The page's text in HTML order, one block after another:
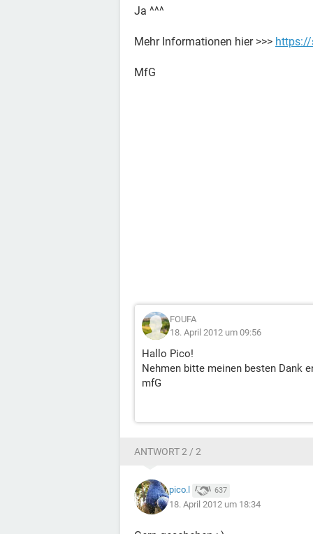
Ja ^^^
Mehr Informationen hier >>> https://
MfG
FOUFA
18. April 2012 um 09:56
Hallo Pico!
Nehmen bitte meinen besten Dank
mfG
ANTWORT 2 / 2
pico.l 637
18. April 2012 um 18:34